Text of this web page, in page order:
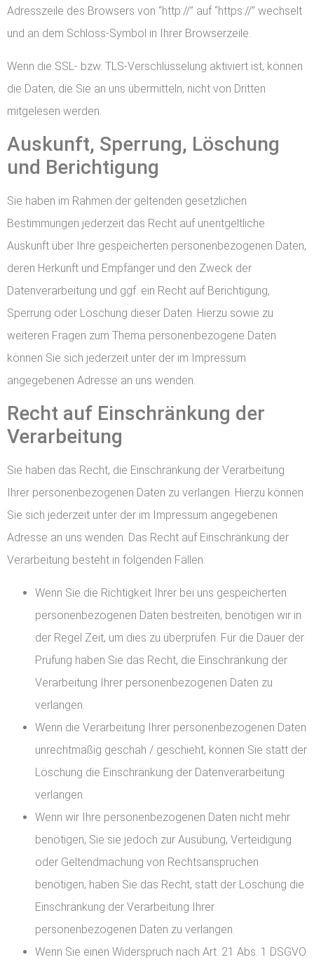
Adresszeile des Browsers von “http://” auf “https://” wechselt
und an dem Schloss-Symbol in Ihrer Browserzeile.
Wenn die SSL- bzw. TLS-Verschlüsselung aktiviert ist, können
die Daten, die Sie an uns übermitteln, nicht von Dritten
mitgelesen werden.
Auskunft, Sperrung, Löschung
und Berichtigung
Sie haben im Rahmen der geltenden gesetzlichen
Bestimmungen jederzeit das Recht auf unentgeltliche
Auskunft über Ihre gespeicherten personenbezogenen Daten,
deren Herkunft und Empfänger und den Zweck der
Datenverarbeitung und ggf. ein Recht auf Berichtigung,
Sperrung oder Löschung dieser Daten. Hierzu sowie zu
weiteren Fragen zum Thema personenbezogene Daten
können Sie sich jederzeit unter der im Impressum
angegebenen Adresse an uns wenden.
Recht auf Einschränkung der
Verarbeitung
Sie haben das Recht, die Einschränkung der Verarbeitung
Ihrer personenbezogenen Daten zu verlangen. Hierzu können
Sie sich jederzeit unter der im Impressum angegebenen
Adresse an uns wenden. Das Recht auf Einschränkung der
Verarbeitung besteht in folgenden Fällen:
Wenn Sie die Richtigkeit Ihrer bei uns gespeicherten
personenbezogenen Daten bestreiten, benötigen wir in
der Regel Zeit, um dies zu überprüfen. Für die Dauer der
Prüfung haben Sie das Recht, die Einschränkung der
Verarbeitung Ihrer personenbezogenen Daten zu
verlangen.
Wenn die Verarbeitung Ihrer personenbezogenen Daten
unrechtmäßig geschah / geschieht, können Sie statt der
Löschung die Einschränkung der Datenverarbeitung
verlangen.
Wenn wir Ihre personenbezogenen Daten nicht mehr
benötigen, Sie sie jedoch zur Ausübung, Verteidigung
oder Geltendmachung von Rechtsansprüchen
benötigen, haben Sie das Recht, statt der Löschung die
Einschränkung der Verarbeitung Ihrer
personenbezogenen Daten zu verlangen.
Wenn Sie einen Widerspruch nach Art. 21 Abs. 1 DSGVO